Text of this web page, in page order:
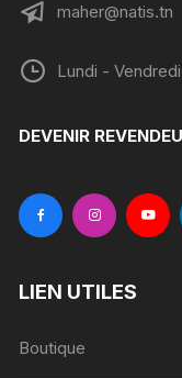
maher@natis.tn
Lundi -
DEVENIR
LIEN UTILES
Boutique